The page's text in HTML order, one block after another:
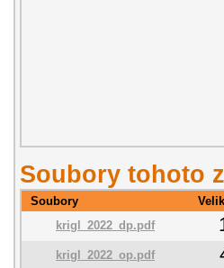
Soubory tohoto
Soubory
krigl_2022_dp.pdf
krigl_2022_op.pdf